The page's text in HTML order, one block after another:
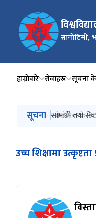
सानोठिमी,
हाम्रोबारे सेवाहरू सूचना
मुख्य नेभिगेसनमा जानुहोस्
सूचना एकेडेमिक क्रेडिट
सामाग्री तथा
विश्वविद्यालय
अभिमुखीकरण
विस्तारित
उच्च शिक्षामा उत्कृष्टता